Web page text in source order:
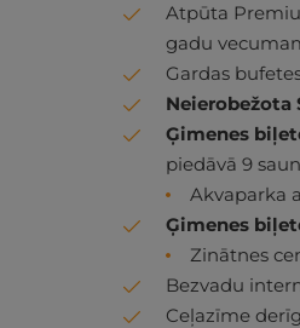
Atpūta
gadu
Gardas
Neierobežota
Ģimenes
piedāvā 9
Akvaparka
Ģimenes
Zinātnes
Bezvadu
Ceļazīme